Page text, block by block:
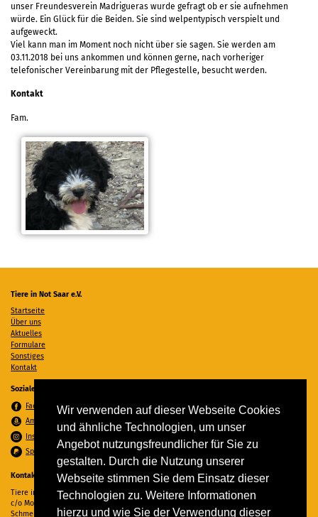
Wir verwenden auf dieser Webseite Cookies
und ähnliche Technologien, um unser
Angebot nutzungsfreundlicher für Sie zu
gestalten. Durch die Nutzung unserer
Webseite stimmen Sie dem Einsatz dieser
Technologien zu. Weitere Informationen
hierzu und wie Sie der Verwendung dieser
unser Freundesverein Madrigueras wurde gefragt ob er sie aufnehmen
würde. Ein Glück für die Beiden. Sie sind welpentypisch verspielt und
aufgeweckt.
Viel kann man im Moment noch nicht über sie sagen. Sie werden am
03.11.2018 bei uns ankommen und können gerne, nach vorheriger
telefonischer Vereinbarung mit der Pflegestelle, besucht werden.
Kontakt
Fam.
Tiere in Not Saar e.V.
Startseite
Über uns
Aktuelles
Formulare
Sonstiges
Kontakt
Soziale Medien
Facebook
Amazon Wunschzettel
Instagram
Spenden per PayPal
Kontakt
Tiere in Not Saar e.V.
c/o Monika Ewen
Schmelzer Straße 22